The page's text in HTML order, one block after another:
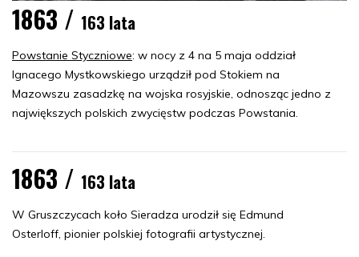
1863 / 163 lata
Powstanie Styczniowe: w nocy z 4 na 5 maja oddział
Ignacego Mystkowskiego urządził pod Stokiem na
Mazowszu zasadzkę na wojska rosyjskie, odnosząc jedno z
największych polskich zwycięstw podczas Powstania.
1863 / 163 lata
W Gruszczycach koło Sieradza urodził się Edmund
Osterloff, pionier polskiej fotografii artystycznej.